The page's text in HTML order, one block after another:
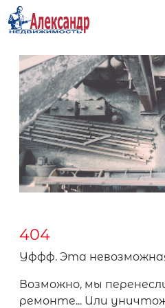
404
Уффф. Эта
Возможно, мы
ремонте... Или